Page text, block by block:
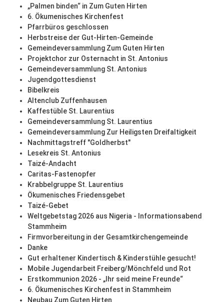
„Palmen binden“ in Zum Guten Hirten
6. Ökumenisches Kirchenfest
Pfarrbüros geschlossen
Herbstreise der Gut-Hirten-Gemeinde
Gemeindeversammlung Zum Guten Hirten
Projektchor zur Osternacht in St. Antonius
Gemeindeversammlung St. Antonius
Jugendgottesdienst
Bibelkreis
Altenclub Zuffenhausen
Kaffestüble St. Laurentius
Gemeindeversammlung St. Laurentius
Gemeindeversammlung Zur Heiligsten Dreifaltigkeit
Nachmittagstreff "Goldherbst"
Lesekreis St. Antonius
Taizé-Andacht
Caritas-Fastenopfer
Krabbelgruppe St. Laurentius
Ökumenisches Friedensgebet
Taizé-Gebet
Weltgebetstag 2026 aus Nigeria - Informationsabend
Stammheim
Firmvorbereitung in der Gesamtkirchengemeinde
Danke
Gut erhaltener Kindertisch & Kinderstühle gesucht!
Mobile Jugendarbeit Freiberg/Mönchfeld und Rot
Erstkommunion 2026 - „Ihr seid meine Freunde“
6. Ökumenisches Kirchenfest in Stammheim
Neubau Zum Guten Hirten